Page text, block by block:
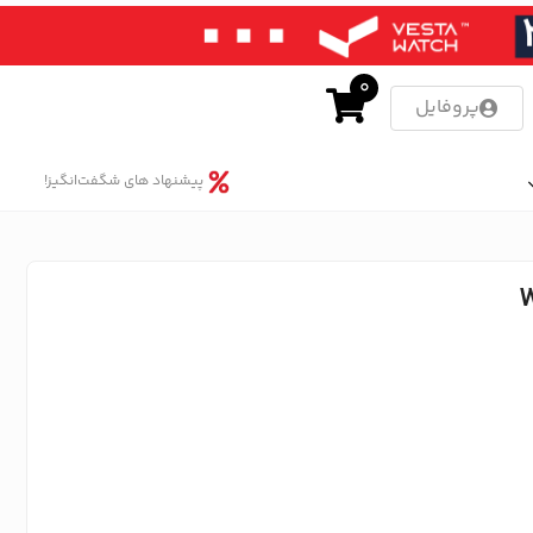
پروفایل
0
پیشنهاد های شگفت‌انگیز!